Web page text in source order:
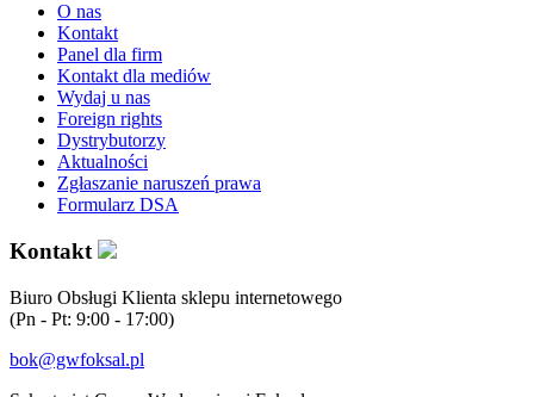
O nas
Kontakt
Panel dla firm
Kontakt dla mediów
Wydaj u nas
Foreign rights
Dystrybutorzy
Aktualności
Zgłaszanie naruszeń prawa
Formularz DSA
Kontakt
Biuro Obsługi Klienta sklepu internetowego
(Pn - Pt: 9:00 - 17:00)
bok@gwfoksal.pl